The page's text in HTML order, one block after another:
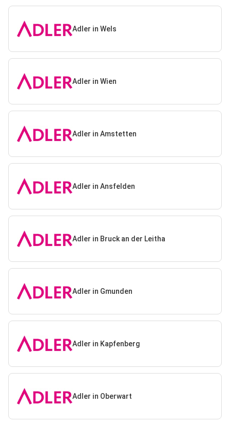
Adler in Wels
Adler in Wien
Adler in Amstetten
Adler in Ansfelden
Adler in Bruck an der Leitha
Adler in Gmunden
Adler in Kapfenberg
Adler in Oberwart